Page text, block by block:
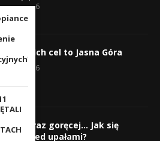
2026
Ich cel to Jasna Góra
2026
coraz goręcej… Jak się
przed upałami?